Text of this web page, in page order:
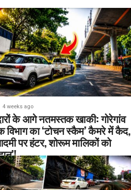
4 weeks ago
के आगे नतमस्तक खाकी: गोरेगांव
विभाग का ‘टोचन स्कैम’ कैमरे में कैद,
पर हंटर, शोरूम मालिकों को